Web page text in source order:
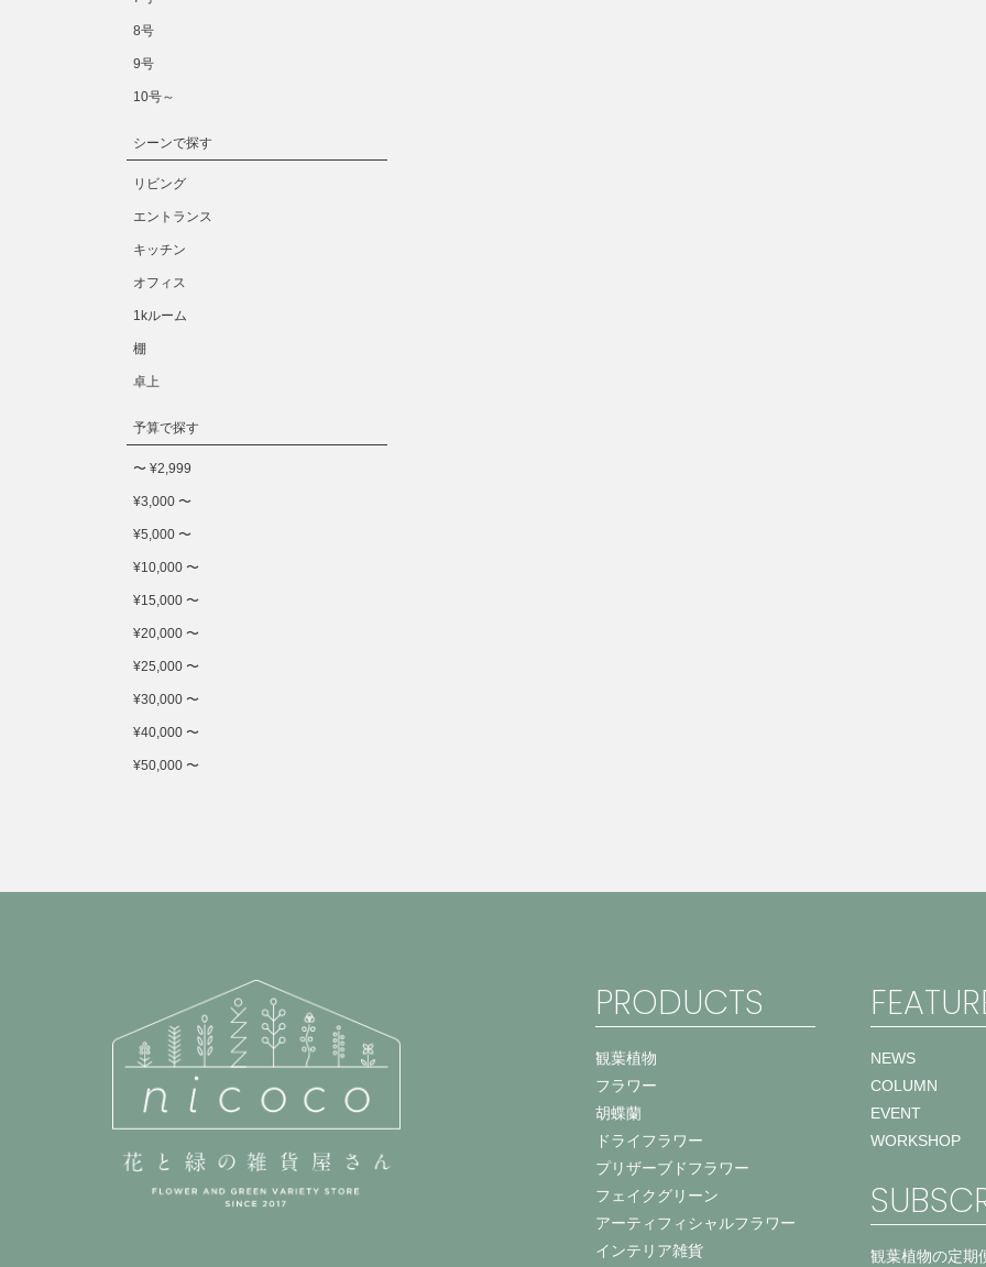
8号
9号
10号～
シーンで探す
リビング
エントランス
キッチン
オフィス
1kルーム
棚
卓上
予算で探す
〜 ¥2,999
¥3,000 〜
¥5,000 〜
¥10,000 〜
¥15,000 〜
¥20,000 〜
¥25,000 〜
¥30,000 〜
¥40,000 〜
¥50,000 〜
PRODUCTS
観葉植物
フラワー
胡蝶蘭
ドライフラワー
プリザーブドフラワー
フェイクグリーン
アーティフィシャルフラワー
インテリア雑貨
NEWS
COLUMN
EVENT
WORKSHOP
観葉植物の定期